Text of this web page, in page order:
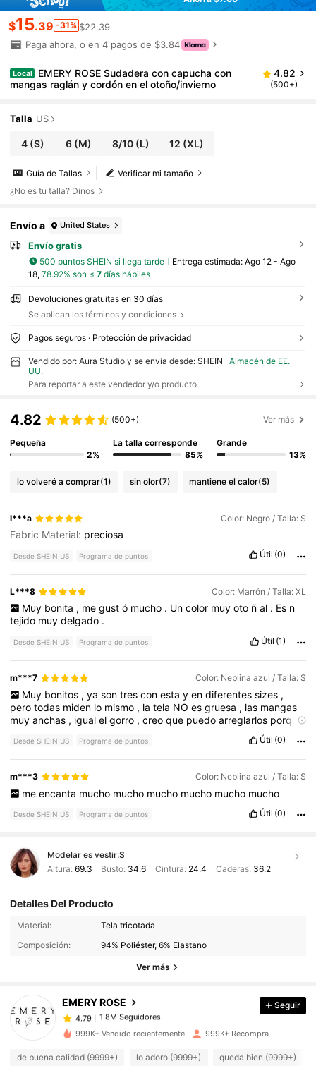
$15.39 -31% $22.39
Paga ahora, o en 4 pagos de $3.84
Local
EMERY ROSE Sudadera con capucha con
mangas raglán y cordón en el otoño/invierno
4.82
(500+)
Talla US
4 (S) 6 (M) 8/10(L) 12 (XL)
Verificar mi tamaño
Guía de Tallas
¿No es tu talla? Dinos
Envío a United States
Envío gratis
500 puntos SHEIN si llega tarde Entrega estimada: Ago 12 - Ago
18, 78.92% son ≤ 7días hábiles
Devoluciones gratuitas en 30 días
Se aplican los términos y condiciones
Pagos seguros · Protección de privacidad
Vendido por: Aura Studio y se envía desde: SHEIN
Almacén de EE.
UU.
Para reportar a este vendedor y/o producto
4.82 (500+) Ver más
Pequeña
2%
La talla corresponde
85%
Grande
13%
lo volveré a comprar(1) sin olor(7) mantiene el calor(5)
l***a Color: Negro / Talla: S
Fabric Material: preciosa
Desde SHEIN US Programa de puntos Útil (0)
L***8 Color: Marrón / Talla: XL
Muy bonita , me gust ó mucho . Un color muy oto ñ al . Es n
tejido muydelgado .
Desde SHEIN US Programa de puntos Útil (1)
m***7 Color: Neblina azul / Talla: S
Muy bonitos , ya son tres con esta y en diferentes sizes ,
perotodas miden lo mismo , latela NOesgruesa , las mangas
muyanchas , igualelgorro ,creoque puedoarreglarlos porque
Desde SHEIN US Programa de puntos Útil (0)
m***3 Color: Neblina azul / Talla: S
me encanta mucho mucho mucho mucho mucho mucho
Desde SHEIN US Programa de puntos Útil (0)
Modelar es vestir:S
Altura: 69.3 Busto: 34.6 Cintura: 24.4 Caderas: 36.2
Detalles Del Producto
Material:
Tela tricotada
Composición:
94% Poliéster, 6% Elastano
Ver más
EMERY ROSE
1.8M Seguidores
4.79
1.8M Seguidores
m***gpagóHace 9 horas
Seguir
999K+ Vendido recientemente 999K+ Recompra
de buena calidad (9999+) lo adoro (9999+) queda bien (9999+)